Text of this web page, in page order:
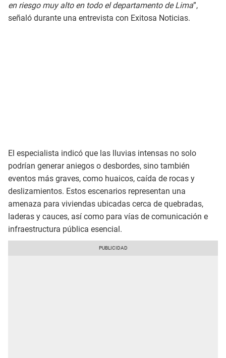
en riesgo muy alto en todo el departamento de Lima”,
señaló durante una entrevista con Exitosa Noticias.
El especialista indicó que las lluvias intensas no solo
podrían generar aniegos o desbordes, sino también
eventos más graves, como huaicos, caída de rocas y
deslizamientos. Estos escenarios representan una
amenaza para viviendas ubicadas cerca de quebradas,
laderas y cauces, así como para vías de comunicación e
infraestructura pública esencial.